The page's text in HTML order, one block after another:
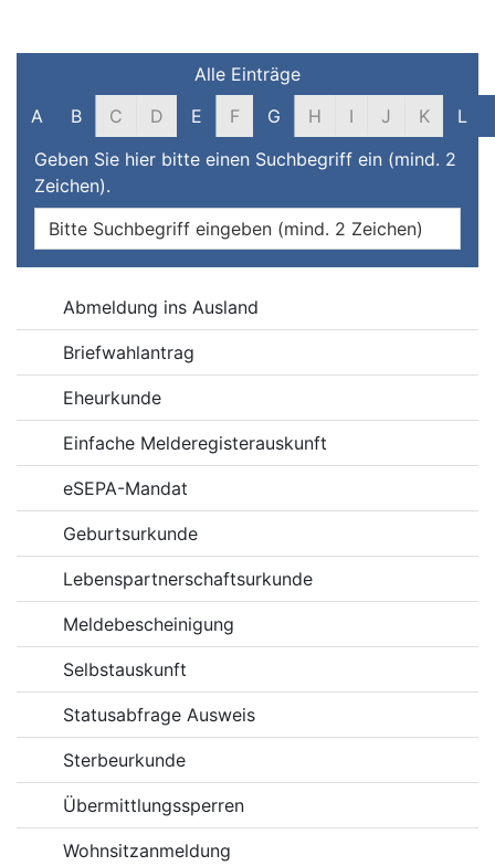
Filter und SucheAlle Einträge
A
B C D E F G H I J K
L
Geben Sie hier bitte einen Suchbegriff ein (mind. 2
Zeichen).
Abmeldung ins Ausland
Briefwahlantrag
Eheurkunde
Einfache Melderegisterauskunft
eSEPA-Mandat
Geburtsurkunde
Lebenspartnerschaftsurkunde
Meldebescheinigung
Selbstauskunft
Statusabfrage Ausweis
Sterbeurkunde
Übermittlungssperren
Wohnsitzanmeldung